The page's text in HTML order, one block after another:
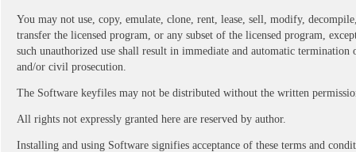
You may not use, copy, emulate, clone, rent, lease, sell, modify,
transfer the licensed program, or any subset of the licensed program,
such unauthorized use shall result in immediate and automatic
and/or civil prosecution.
The Software keyfiles may not be distributed without the written
All rights not expressly granted here are reserved by author.
Installing and using Software signifies acceptance of these terms and